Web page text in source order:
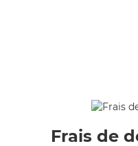
Frais de